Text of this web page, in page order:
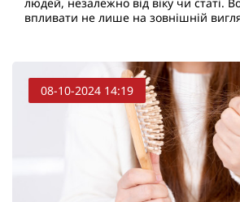
впливати не лише на зовнішній
08-10-2024 14:19